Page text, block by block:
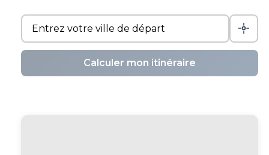
Calculer mon itinéraire